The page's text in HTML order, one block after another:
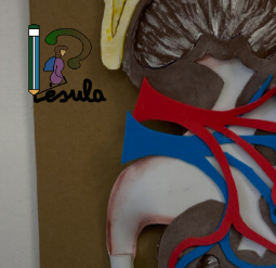
Saltar
contenido